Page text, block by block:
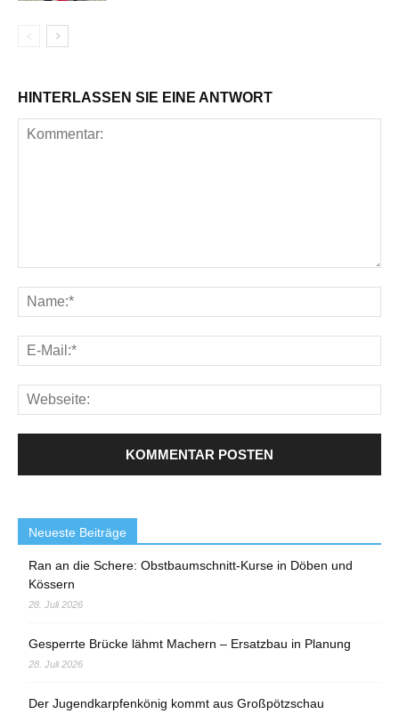
HINTERLASSEN SIE EINE ANTWORT
Neueste Beiträge
Ran an die Schere: Obstbaumschnitt-Kurse in Döben und
Kössern
28. Juli 2026
Gesperrte Brücke lähmt Machern – Ersatzbau in Planung
28. Juli 2026
Der Jugendkarpfenkönig kommt aus Großpötzschau